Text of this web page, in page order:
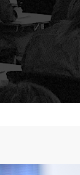
くり・臓器モデル
：クロスメディカル)
ョン